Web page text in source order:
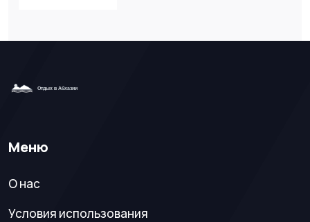
Меню
О нас
Условия использования